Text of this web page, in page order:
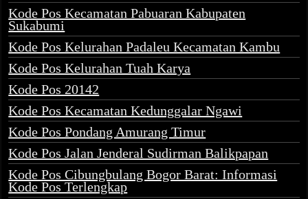
Kode Pos Kecamatan Pabuaran Kabupaten
Sukabumi
Kode Pos Kelurahan Padaleu Kecamatan Kambu
Kode Pos Kelurahan Tuah Karya
Kode Pos 20142
Kode Pos Kecamatan Kedunggalar Ngawi
Kode Pos Pondang Amurang Timur
Kode Pos Jalan Jenderal Sudirman Balikpapan
Kode Pos Cibungbulang Bogor Barat: Informasi
Kode Pos Terlengkap